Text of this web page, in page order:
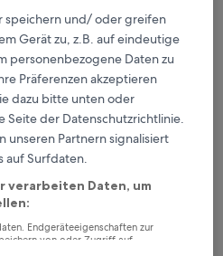
entfernt
speichern und/ oder greifen
Gerät zu, z.B. auf eindeutige
personenbezogene Daten zu
Präferenzen akzeptieren
dazu bitte unten oder
Seite der Datenschutzrichtlinie.
unseren Partnern signalisiert
auf Surfdaten.
verarbeiten Daten, um
Endgeräteeigenschaften zur
von oder Zugriff auf